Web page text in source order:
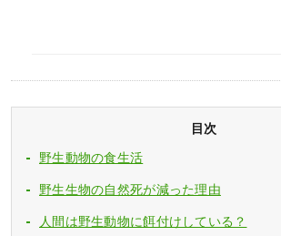
目次
野生動物の食生活
野生生物の自然死が減った理由
人間は野生動物に餌付けしている？